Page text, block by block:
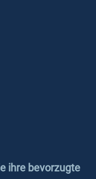
ihre bevorzugte